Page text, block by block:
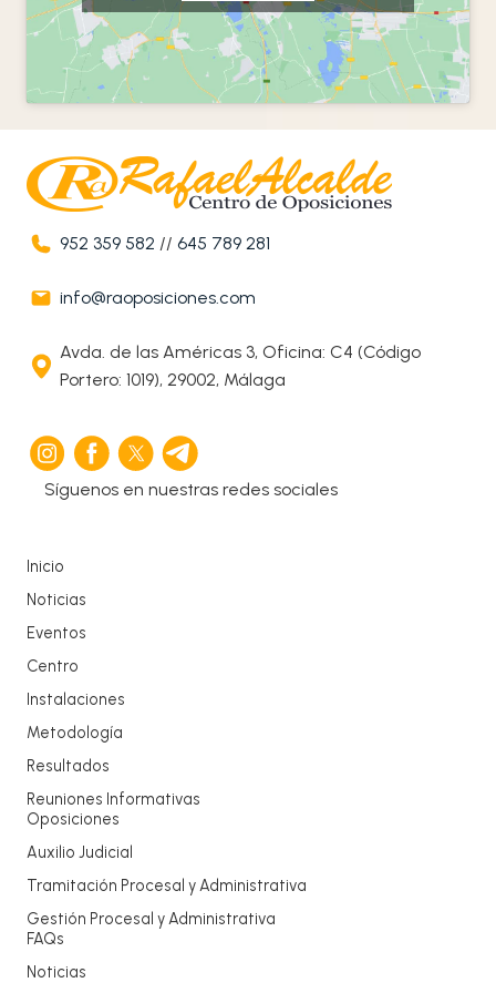
952 359 582 //645 789 281
info@raoposiciones.com
Avda. de las Américas 3, Oficina: C4 (Código
Portero: 1019), 29002, Málaga
Síguenos en nuestras redes sociales
Inicio
Noticias
Eventos
Centro
Instalaciones
Metodología
Resultados
Reuniones Informativas
Oposiciones
Auxilio Judicial
Tramitación Procesal y Administrativa
Gestión Procesal y Administrativa
FAQs
Noticias